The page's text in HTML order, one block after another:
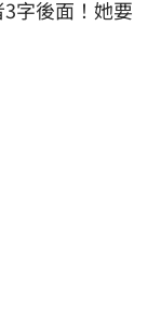
字後面！她要